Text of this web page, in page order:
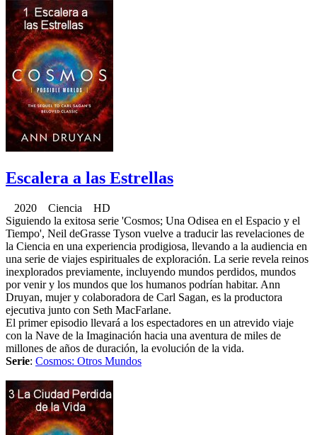
Escalera a las Estrellas
2020 Ciencia HD
Siguiendo la exitosa serie 'Cosmos; Una Odisea en el Espacio y el
Tiempo', Neil deGrasse Tyson vuelve a traducir las revelaciones de
la Ciencia en una experiencia prodigiosa, llevando a la audiencia en
una serie de viajes espirituales de exploración. La serie revela reinos
inexplorados previamente, incluyendo mundos perdidos, mundos
por venir y los mundos que los humanos podrían habitar. Ann
Druyan, mujer y colaboradora de Carl Sagan, es la productora
ejecutiva junto con Seth MacFarlane.
El primer episodio llevará a los espectadores en un atrevido viaje
con la Nave de la Imaginación hacia una aventura de miles de
millones de años de duración, la evolución de la vida.
Serie: Cosmos: Otros Mundos